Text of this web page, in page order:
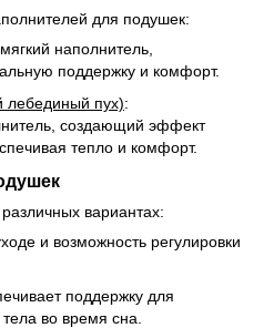
для подушек:
наполнитель,
поддержку и комфорт.
лебединый пух):
создающий эффект
тепло и комфорт.
вариантах:
и возможность регулировки
поддержку для
во время сна.